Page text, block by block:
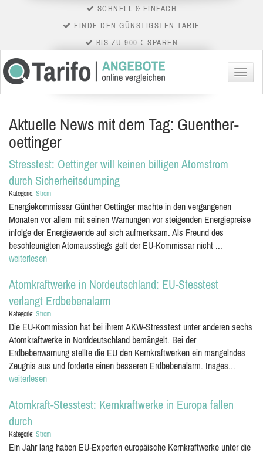
SCHNELL & EINFACH
FINDE DEN GÜNSTIGSTEN TARIF
BIS ZU 900 € SPAREN
Menü
Aktuelle News mit dem Tag: Guenther-
oettinger
Stresstest: Oettinger will keinen billigen Atomstrom
durch Sicherheitsdumping
Kategorie: Strom
Energiekommissar Günther Oettinger machte in den vergangenen
Monaten vor allem mit seinen Warnungen vor steigenden Energiepreise
infolge der Energiewende auf sich aufmerksam. Als Freund des
beschleunigten Atomausstiegs galt der EU-Kommissar nicht ...
weiterlesen
Atomkraftwerke in Nordeutschland: EU-Stesstest
verlangt Erdbebenalarm
Kategorie: Strom
Die EU-Kommission hat bei ihrem AKW-Stresstest unter anderen sechs
Atomkraftwerke in Norddeutschland bemängelt. Bei der
Erdbebenwarnung stellte die EU den Kernkraftwerken ein mangelndes
Zeugnis aus und forderte einen besseren Erdbebenalarm. Insges...
weiterlesen
Atomkraft-Stesstest: Kernkraftwerke in Europa fallen
durch
Kategorie: Strom
Ein Jahr lang haben EU-Experten europäische Kernkraftwerke unter die